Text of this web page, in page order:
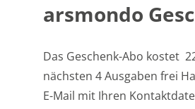
arsmondo
Das Geschenk-Abo kostet
nächsten 4 Ausgaben frei
E-Mail mit Ihren